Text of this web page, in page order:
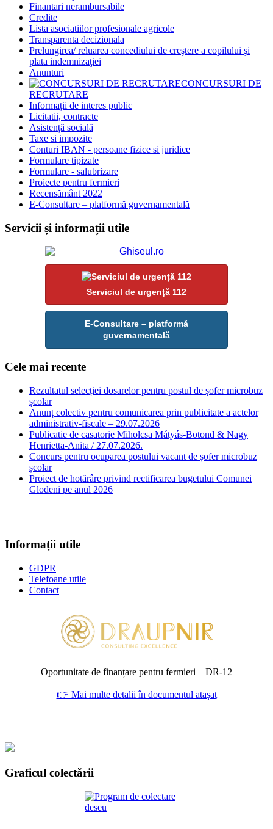
Finantari nerambursabile
Credite
Lista asociatiilor profesionale agricole
Transparenta decizionala
Prelungirea/ reluarea concediului de creştere a copilului şi
plata indemnizaţiei
Anunturi
CONCURSURI DE
RECRUTARE
Informații de interes public
Licitatii, contracte
Asistență socială
Taxe si impozite
Conturi IBAN - persoane fizice si juridice
Formulare tipizate
Formulare - salubrizare
Proiecte pentru fermieri
Recensământ 2022
E-Consultare – platformă guvernamentală
Servicii și informații utile
Serviciul de urgență 112
E-Consultare – platformă
guvernamentală
Cele mai recente
Rezultatul selecției dosarelor pentru postul de șofer microbuz
școlar
Anunț colectiv pentru comunicarea prin publicitate a actelor
administrativ-fiscale – 29.07.2026
Publicatie de casatorie Miholcsa Mátyás-Botond & Nagy
Henrietta-Anita / 27.07.2026.
Concurs pentru ocuparea postului vacant de șofer microbuz
școlar
Proiect de hotărâre privind rectificarea bugetului Comunei
Glodeni pe anul 2026
Informații utile
GDPR
Telefoane utile
Contact
Oportunitate de finanțare pentru fermieri – DR‑12
👉 Mai multe detalii în documentul atașat
Graficul colectării